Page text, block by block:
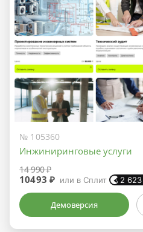
№ 105360
Инжиниринговые услуги
14 990 ₽
10493 ₽ или в Сплит 2 623
Демоверсия